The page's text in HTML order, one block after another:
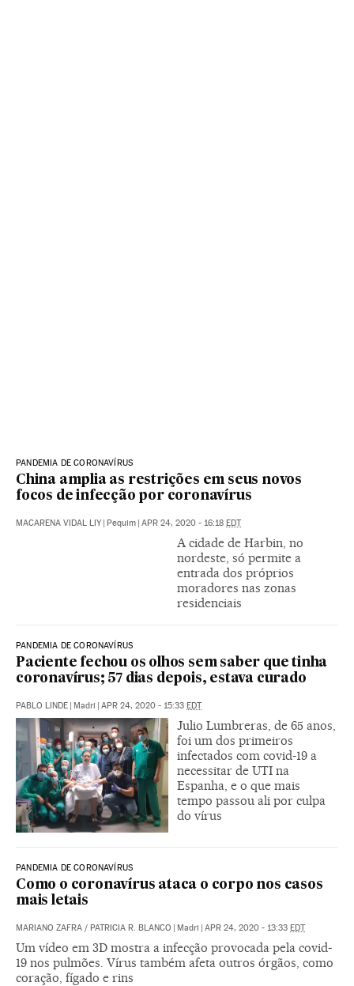
PANDEMIA DE CORONAVÍRUS
China amplia as restrições em seus novos
focos de infecção por coronavírus
MACARENA VIDAL LIY | Pequim | APR 24, 2020 - 16:18 EDT
A cidade de Harbin, no
nordeste, só permite a
entrada dos próprios
moradores nas zonas
residenciais
PANDEMIA DE CORONAVÍRUS
Paciente fechou os olhos sem saber que tinha
coronavírus; 57 dias depois, estava curado
PABLO LINDE | Madri | APR 24, 2020 - 15:33 EDT
Julio Lumbreras, de 65 anos,
foi um dos primeiros
infectados com covid-19 a
necessitar de UTI na
Espanha, e o que mais
tempo passou ali por culpa
do vírus
PANDEMIA DE CORONAVÍRUS
Como o coronavírus ataca o corpo nos casos
mais letais
MARIANO ZAFRA / PATRICIA R. BLANCO | Madri | APR 24, 2020 - 13:33 EDT
Um vídeo em 3D mostra a infecção provocada pela covid-
19 nos pulmões. Vírus também afeta outros órgãos, como
coração, fígado e rins